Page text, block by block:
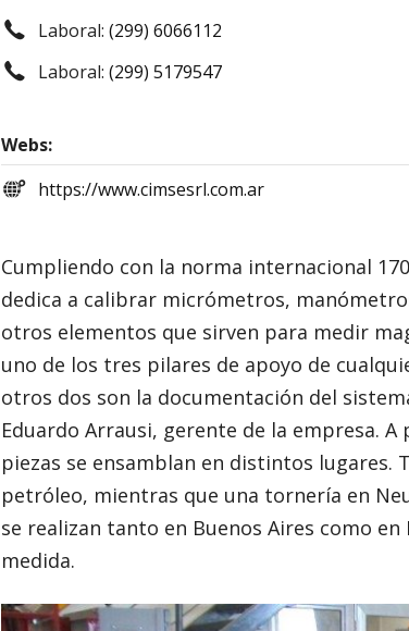
Laboral: (299) 6066112
Laboral: (299) 5179547
Webs:
https://www.cimsesrl.com.ar
Cumpliendo con la norma internacional
dedica a calibrar micrómetros,
otros elementos que sirven para medir
uno de los tres pilares de apoyo de
otros dos son la documentación del
Eduardo Arrausi, gerente de la empresa.
piezas se ensamblan en distintos lugares.
petróleo, mientras que una tornería en
se realizan tanto en Buenos Aires como
medida.